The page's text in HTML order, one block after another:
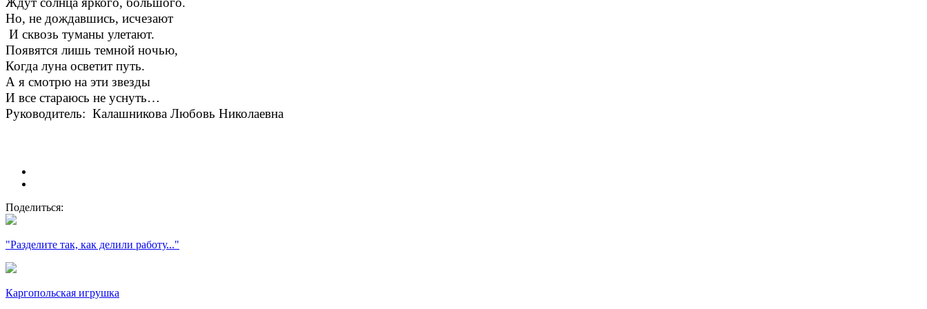
Но, не дождавшись, исчезают
И сквозь туманы улетают.
Появятся лишь темной ночью,
Когда луна осветит путь.
А я смотрю на эти звезды
И все стараюсь не уснуть…
Руководитель: Калашникова Любовь Николаевна
Поделиться:
"Разделите так, как делили работу..."
Каргопольская игрушка